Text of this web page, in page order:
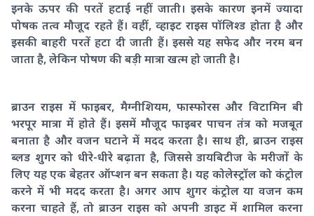
इनके ऊपर की परतें हटाई नहीं जाती। इसके कारण इनमें ज्यादा
पोषक तत्व मौजूद रहते हैं। वहीं, व्हाइट राइस पॉलिश्ड होता है और
इसकी बाहरी परतें हटा दी जाती हैं। इससे यह सफेद और नरम बन
जाता है, लेकिन पोषण की बड़ी मात्रा खत्म हो जाती है।
ब्राउन राइस में फाइबर, मैग्नीशियम, फास्फोरस और विटामिन बी
भरपूर मात्रा में होते हैं। इसमें मौजूद फाइबर पाचन तंत्र को मजबूत
बनाता है और वजन घटाने में मदद करता है। साथ ही, ब्राउन राइस
ब्लड शुगर को धीरे-धीरे बढ़ाता है, जिससे डायबिटीज के मरीजों के
लिए यह एक बेहतर ऑप्शन बन सकता है। यह कोलेस्ट्रॉल को कंट्रोल
करने में भी मदद करता है। अगर आप शुगर कंट्रोल या वजन कम
करना चाहते हैं, तो ब्राउन राइस को अपनी डाइट में शामिल करना